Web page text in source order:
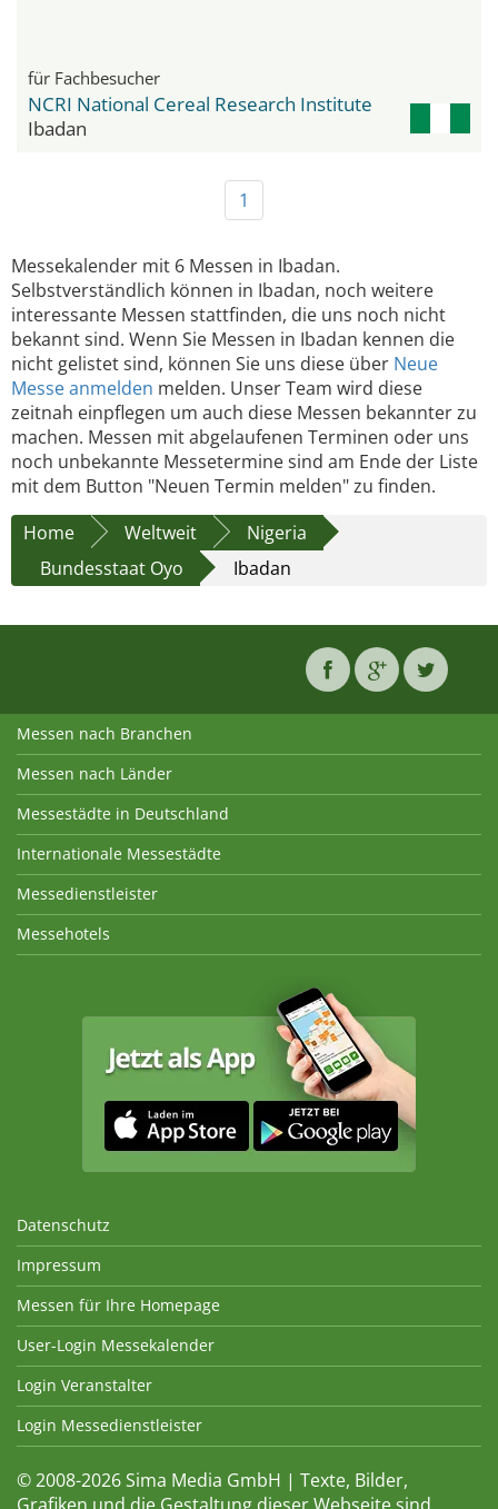
für Fachbesucher
NCRI National Cereal Research Institute
Ibadan
1
Messekalender mit 6 Messen in Ibadan.
Selbstverständlich können in Ibadan, noch weitere
interessante Messen stattfinden, die uns noch nicht
bekannt sind. Wenn Sie Messen in Ibadan kennen die
nicht gelistet sind, können Sie uns diese über Neue
Messe anmelden melden. Unser Team wird diese
zeitnah einpflegen um auch diese Messen bekannter zu
machen. Messen mit abgelaufenen Terminen oder uns
noch unbekannte Messetermine sind am Ende der Liste
mit dem Button "Neuen Termin melden" zu finden.
Home
Weltweit
Nigeria
Bundesstaat Oyo
Ibadan
Messen nach Branchen
Messen nach Länder
Messestädte in Deutschland
Internationale Messestädte
Messedienstleister
Messehotels
Datenschutz
Impressum
Messen für Ihre Homepage
User-Login Messekalender
Login Veranstalter
Login Messedienstleister
© 2008-2026 Sima Media GmbH | Texte, Bilder,
Grafiken und die Gestaltung dieser Webseite sind